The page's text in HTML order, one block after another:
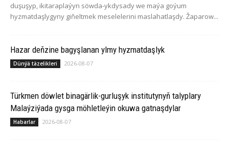
duşuşyp, ikitaraplaýyn söwda-ykdysady we maýa goýum
hyzmatdaşlygyny giňeltmek meselelerini maslahatlaşdy. Žaparow...
Hazar deňzine bagyşlanan ylmy hyzmatdaşlyk
Dünýä täzelikleri 2026-08-07
Türkmen döwlet binagärlik-gurluşyk institutynyň talyplary
Malaýziýada gysga möhletleýin okuwa gatnaşdylar
Habarlar 2026-08-07